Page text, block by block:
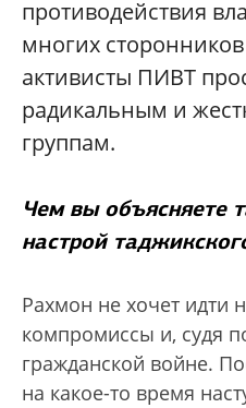
противодействия
многих
активисты ПИВТ
радикальным и
группам.
Чем вы объясняете
настрой
Рахмон не хочет идти
компромиссы и, судя
гражданской войне.
на какое-то время